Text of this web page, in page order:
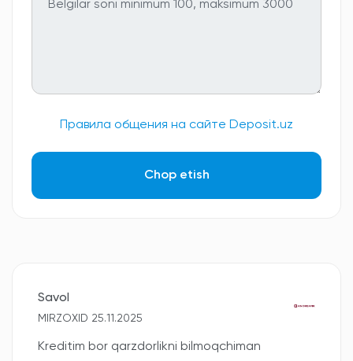
Правила общения на сайте Deposit.uz
Chop etish
Savol
MIRZOXID 25.11.2025
Kreditim bor qarzdorlikni bilmoqchiman